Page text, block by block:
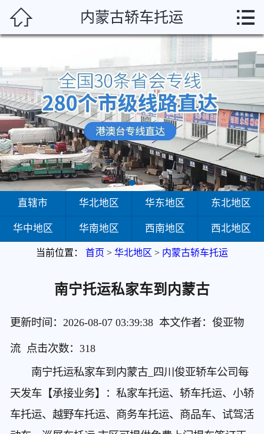

华北地区
华东地区
东北地区
华中地区
华南地区
西南地区
 内蒙古轿车托运 
直辖市 华北地区 华东地区 东北地区
华中地区 华南地区 西南地区 西北地区
当前位置： 首页 > 华北地区 > 内蒙古轿车托运
南宁托运私家车到内蒙古
更新时间：2026-08-07 03:39:38 本文作者：俊亚物
流 点击次数： 318
南宁托运私家车到内蒙古_四川俊亚轿车公司每
天发车【承接业务】：私家车托运、轿车托运、小轿
车托运、越野车托运、商务车托运、商品车、试驾活